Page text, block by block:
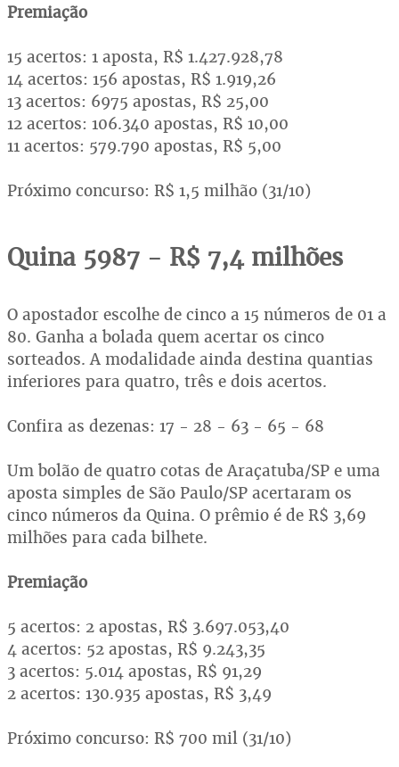
Premiação
15 acertos: 1 aposta, R$ 1.427.928,78
14 acertos: 156 apostas, R$ 1.919,26
13 acertos: 6975 apostas, R$ 25,00
12 acertos: 106.340 apostas, R$ 10,00
11 acertos: 579.790 apostas, R$ 5,00
Próximo concurso: R$ 1,5 milhão (31/10)
Quina 5987 - R$ 7,4 milhões
O apostador escolhe de cinco a 15 números de 01 a
80. Ganha a bolada quem acertar os cinco
sorteados. A modalidade ainda destina quantias
inferiores para quatro, três e dois acertos.
Confira as dezenas: 17 - 28 - 63 - 65 - 68
Um bolão de quatro cotas de Araçatuba/SP e uma
aposta simples de São Paulo/SP acertaram os
cinco números da Quina. O prêmio é de R$ 3,69
milhões para cada bilhete.
Premiação
5 acertos: 2 apostas, R$ 3.697.053,40
4 acertos: 52 apostas, R$ 9.243,35
3 acertos: 5.014 apostas, R$ 91,29
2 acertos: 130.935 apostas, R$ 3,49
Próximo concurso: R$ 700 mil (31/10)